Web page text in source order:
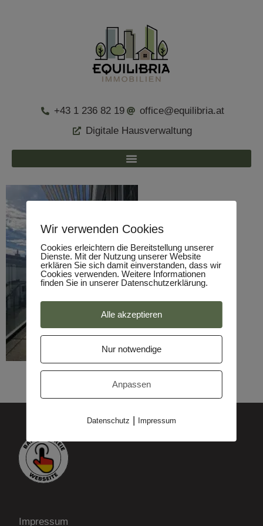
+43 1 236 82 19
office@equilibria.at
Digitale Hausverwaltung
Impressum
Wir verwenden Cookies
Cookies erleichtern die Bereitstellung unserer
Dienste. Mit der Nutzung unserer Website
erklären Sie sich damit einverstanden, dass wir
Cookies verwenden. Weitere Informationen
finden Sie in unserer Datenschutzerklärung.
Alle akzeptieren
Nur notwendige
Anpassen
Datenschutz | Impressum